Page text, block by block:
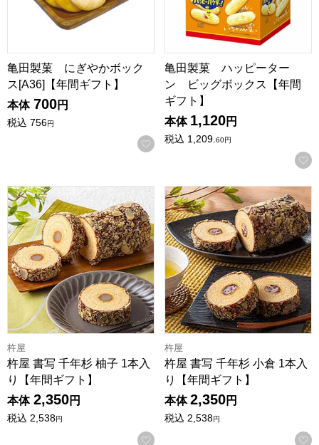
亀田製菓 にぎやかボック
ス[A36]【年間ギフト】
本体 700円
税込 756円
お気に入りに登録する
亀田製菓 ハッピーター
ン ビッグボックス【年間
ギフト】
本体 1,120円
税込 1,209. 60円
杵屋 書写 千年杉 柚子 1本入り【年間ギフト】
杵屋
杵屋 書写 千年杉 柚子 1本入
り【年間ギフト】
本体 2,350円
税込 2,538円
お気に入りに登録する
杵屋 書写 千年杉 小倉 1本入
杵屋
杵屋 書写 千年杉 小倉 1本入
り【年間ギフト】
本体 2,350円
税込 2,538円